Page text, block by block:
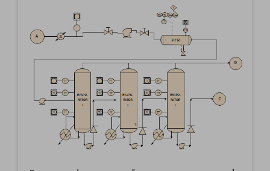
Clique para usar e editar este modelo online grátis.
Se você ainda não o tem, pode baixá-lo
grátis
abaixo.